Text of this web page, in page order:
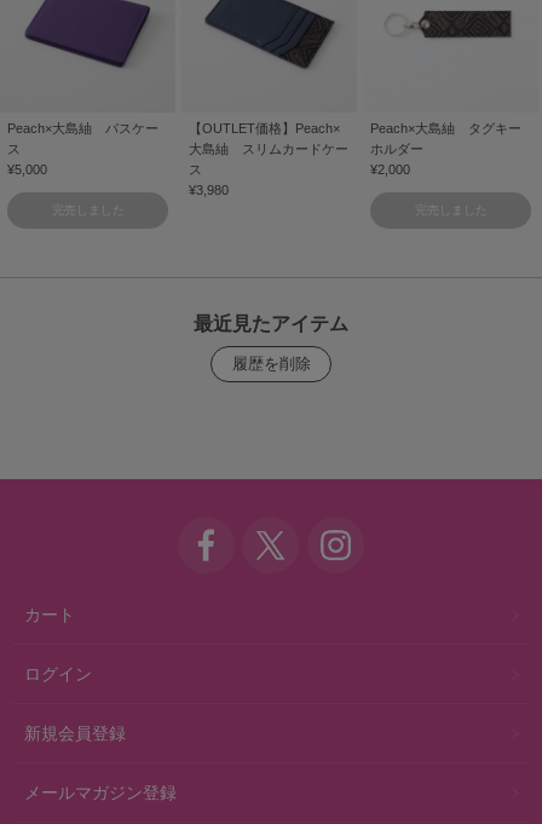
Peach×大島紬 パスケー
ス
¥5,000
完売しました
【OUTLET価格】Peach×
大島紬 スリムカードケー
ス
¥3,980
Peach×大島紬 タグキー
ホルダー
¥2,000
完売しました
最近見たアイテム
カート
ログイン
新規会員登録
メールマガジン登録